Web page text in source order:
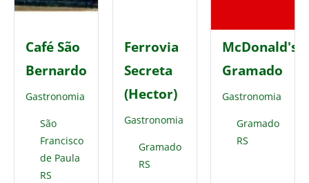
Café São
Bernardo
Gastronomia
São
Francisco
de Paula
RS
Ferrovia
Secreta
(Hector)
Gastronomia
Gramado
RS
McDonald's
Gramado
Gastronomia
Gramado
RS